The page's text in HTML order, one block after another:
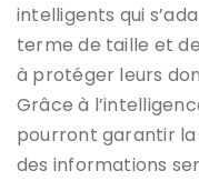
intelligents qui
terme de taille et
à protéger leurs
Grâce à
pourront garantir
des informations